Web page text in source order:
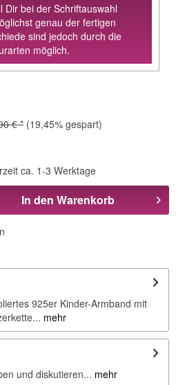
Dir bei der Schriftauswahl
genau der fertigen
sind jedoch durch die
möglich.
€ * (19,45% gespart)
ca. 1-3 Werktage
In den Warenkorb
925er Kinder-Armband mit
mehr
und diskutieren... mehr